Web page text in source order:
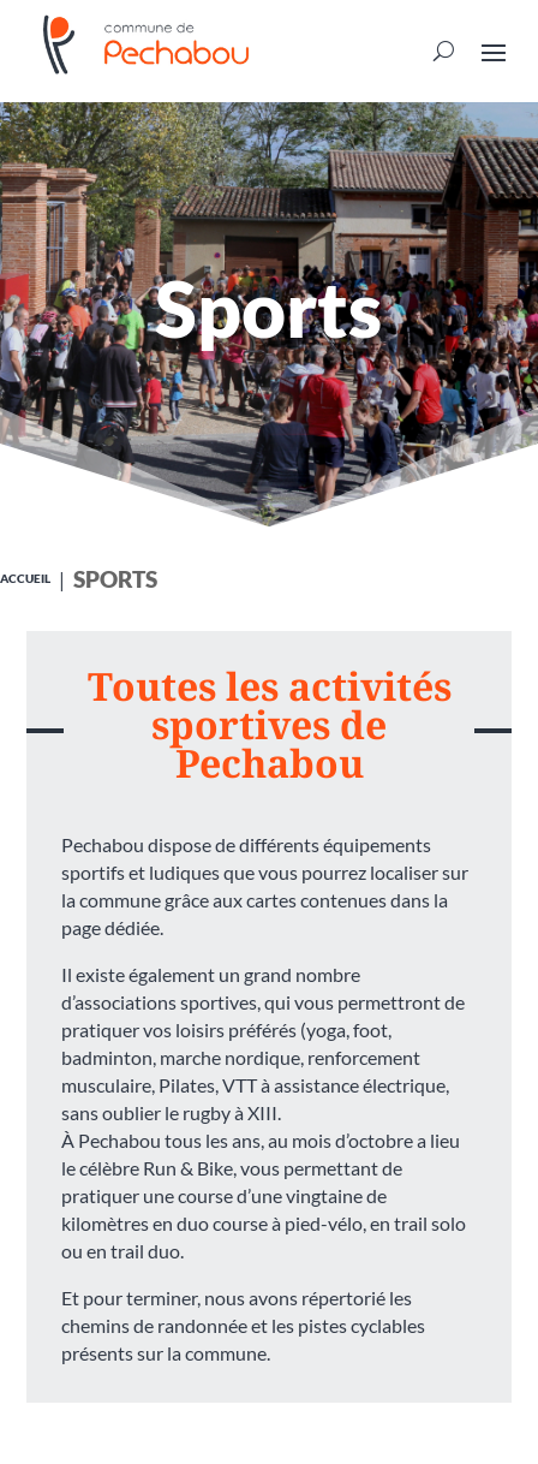
Sports
ACCUEIL SPORTS
Toutes les activités
sportives de
Pechabou
Pechabou dispose de différents équipements
sportifs et ludiques que vous pourrez localiser sur
la commune grâce aux cartes contenues dans la
page dédiée.
Il existe également un grand nombre
d’associations sportives, qui vous permettront de
pratiquer vos loisirs préférés (yoga, foot,
badminton, marche nordique, renforcement
musculaire, Pilates, VTT à assistance électrique,
sans oublier le rugby à XIII.
À Pechabou tous les ans, au mois d’octobre a lieu
le célèbre Run & Bike, vous permettant de
pratiquer une course d’une vingtaine de
kilomètres en duo course à pied-vélo, en trail solo
ou en trail duo.
Et pour terminer, nous avons répertorié les
chemins de randonnée et les pistes cyclables
présents sur la commune.